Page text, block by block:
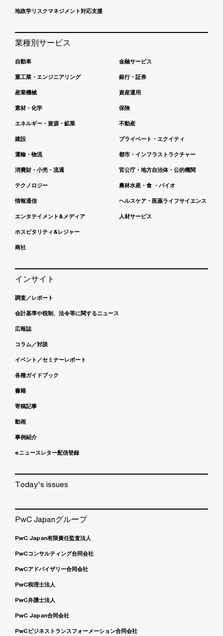
地政学リスクマネジメント対応支援
業種別サービス
自動車
重工業・エンジニアリング
産業機械
素材・化学
エネルギー・資源・鉱業
建設
運輸・物流
消費財・小売・流通
テクノロジー
情報通信
エンタテイメント&メディア
ホスピタリティ&レジャー
商社
金融サービス
銀行・証券
資産運用
保険
不動産
プライベート・エクイティ
都市・インフラストラクチャー
官公庁・地方自治体・公的機関
農林水産・食 ・バイオ
ヘルスケア・医薬ライフサイエンス
人材サービス
インサイト
調査／レポート
会計基準や税制、法令等に関するニュース
広報誌
コラム／対談
イベント／セミナーレポート
各種ガイドブック
書籍
寄稿記事
動画
事例紹介
eニュースレター配信登録
Today's issues
PwC Japanグループ
PwC Japan有限責任監査法人
PwCコンサルティング合同会社
PwCアドバイザリー合同会社
PwC税理士法人
PwC弁護士法人
PwC Japan合同会社
PwCビジネストランスフォーメーション合同会社